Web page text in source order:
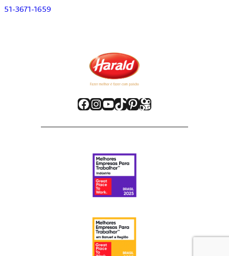
51-3671-1659
Facebook
Instagram
Youtube
TikTok
Pinterest
Kwai